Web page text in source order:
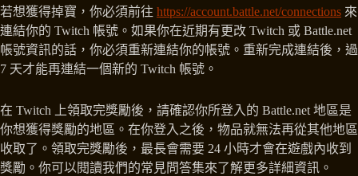
若想獲得掉寶，你必須前往 https://account.battle.net/connections 來
連結你的 Twitch 帳號。如果你在近期有更改 Twitch 或 Battle.net
帳號資訊的話，你必須重新連結你的帳號。重新完成連結後，過
7 天才能再連結一個新的 Twitch 帳號。
在 Twitch 上領取完獎勵後，請確認你所登入的 Battle.net 地區是
你想獲得獎勵的地區。在你登入之後，物品就無法再從其他地區
收取了。領取完獎勵後，最長會需要 24 小時才會在遊戲內收到
獎勵。你可以閱讀我們的常見問答集來了解更多詳細資訊。